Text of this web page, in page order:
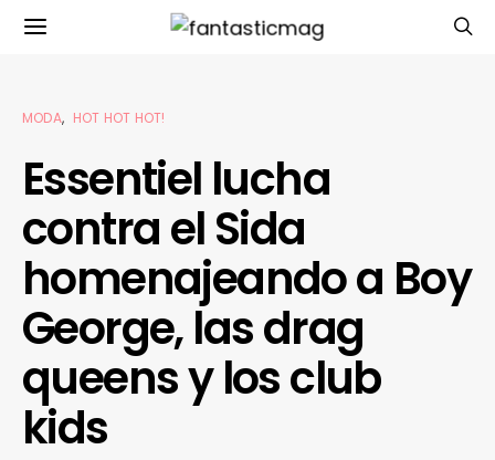
MODA HOT HOT HOT!
Essentiel lucha
contra el Sida
homenajeando a Boy
George, las drag
queens y los club
kids